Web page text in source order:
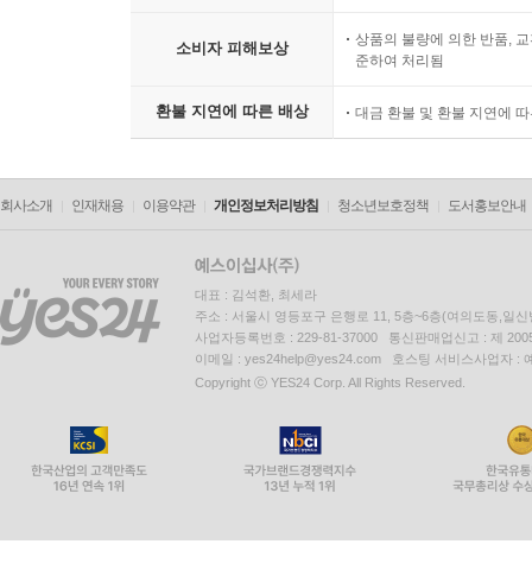
소비자 피해보상
상품의 불량에 의한 반품,
준하여 처리됨
환불 지연에 따른 배상 대금 환불 및 환불 지연에
회사소개 인재채용 이용약관 개인정보처리방침 청소년보호정책 도서홍보안내
대표 : 김석환, 최세라
주소 : 서울시 영등포구 은행로 11, 5층~6층(여의도동,일신
사업자등록번호 : 229-81-37000 통신판매업신고 : 제
이메일 : yes24help@yes24.com 호스팅 서비스사업자 :
Copyright ⓒ YES24 Corp. All Rights Reserved.